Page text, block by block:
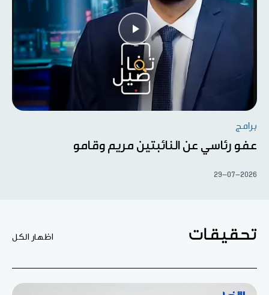
برامج
عفو رئاسي عن النائبتين مريم وقامو
29-07-2026
تحقيقات اظهار الكل